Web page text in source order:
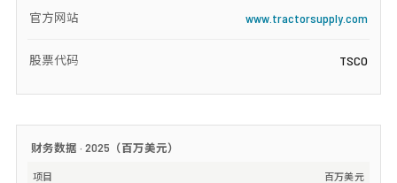
官方网站 www.tractorsupply.com
股票代码 TSCO
财务数据 · 2025 （百万美元）
项目 百万美元